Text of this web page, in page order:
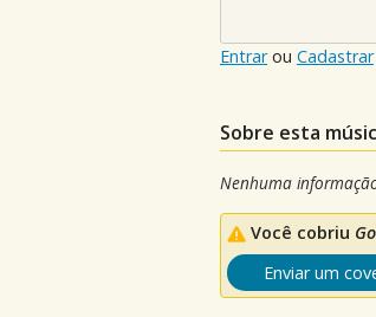
Entrarou Cadastrar
Sobre esta
Nenhuma
Você cobriu
Enviar um